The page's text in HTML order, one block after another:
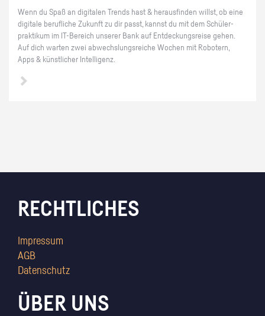
Wenn du Spaß an di­gi­ta­len Trends hast & her­aus­fin­den willst, ob eine
di­gi­ta­le be­ruf­li­che Zu­kunft zu dir passt, kannst du mit dem Schü­ler­
prak­ti­kum im IT-Be­reich un­se­rer Bank auf Ent­de­ckungs­rei­se gehen.
Auf dich war­ten zwei ab­wechs­lungs­rei­che Wo­chen mit Ro­bo­tern,
Apps & künst­li­cher In­tel­li­genz.
RECHTLICHES
Impressum
AGB
Datenschutz
ÜBER UNS